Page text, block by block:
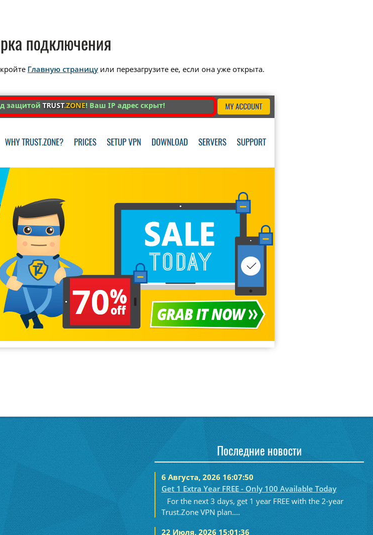
подключения
Главную страницу или перезагрузите ее, если она уже открыта.
защитой TRUST.ZONE! Ваш IP адрес скрыт!
Последние новости
6 Августа, 2026 16:07:50
Get 1 Extra Year FREE - Only 100 Available Today
For the next 3 days, get 1 year FREE with the 2-year
Trust.Zone VPN plan....
22 Июля, 2026 15:01:36